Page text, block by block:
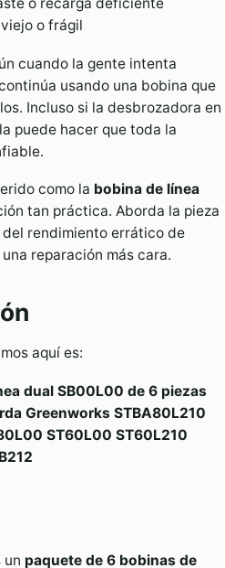
o frágil
cuando la gente intenta
usando una bobina que
Incluso si la desbrozadora en
puede hacer que toda la
como la bobina de línea
tan práctica. Aborda la pieza
del rendimiento errático de
reparación más cara.
aquí es:
dual SB00L00 de 6 piezas
Greenworks STBA80L210
ST60L00 ST60L210
un paquete de 6 bobinas de